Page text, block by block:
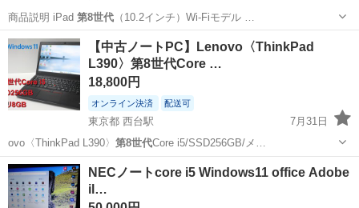
商品説明 iPad 第8世代（10.2インチ）Wi-Fiモデル …
熊本 熊本市 御代志駅 iPad
【中古ノートPC】Lenovo〈ThinkPad
L390〉第8世代Core …
18,800円
オンライン決済 配送可
東京都 西台駅
7月31日
ovo〈ThinkPad L390〉 第8世代Core i5/SSD256GB/メ…
東京 板橋区 西台駅 ノートパソコン 第8世代
NECノートcore i5 Windows11 office Adobe
il…